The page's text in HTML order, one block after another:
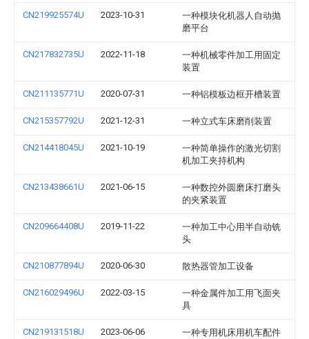
CN219925574U 2023-10-31
一种模块化机器人自动抛
磨平台
CN217832735U 2022-11-18
一种机械零件加工用固定
装置
CN211135771U 2020-07-31 一种铝模板边框开槽装置
CN215357792U 2021-12-31 一种立式车床磨削装置
CN214418045U 2021-10-19
一种简单操作的激光切割
机加工夹持机构
CN213438661U 2021-06-15
一种数控外圆磨床打磨头
的夹紧装置
CN209664408U 2019-11-22
一种加工中心用半自动铣
头
CN210877894U 2020-06-30 散热器管加工设备
CN216029496U 2022-03-15
一种金属件加工用飞面夹
具
CN219131518U 2023-06-06
一种专用机床用机车配件